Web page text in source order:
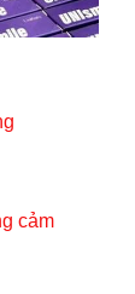
cảm